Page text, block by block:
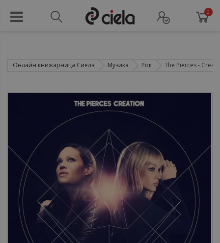
0
Онлайн книжарница Сиела Музика Рок The Pierces ‎-